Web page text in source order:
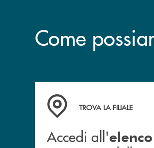
Come
Accedi all' elenco completo
TROVA LA FILIALE
Accedi all'elenco